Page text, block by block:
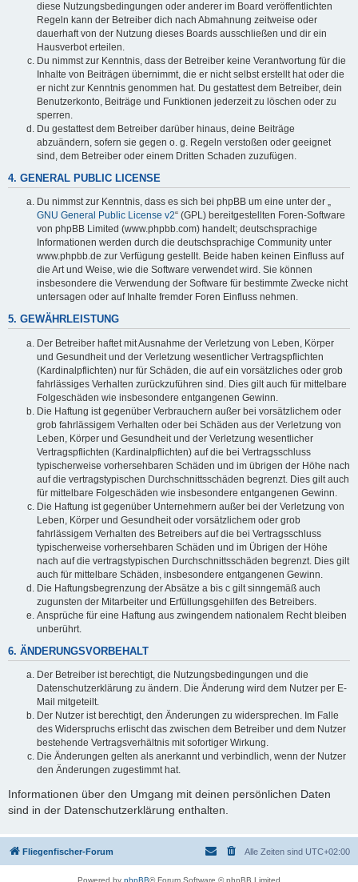
diese Nutzungsbedingungen oder anderer im Board veröffentlichten
Regeln kann der Betreiber dich nach Abmahnung zeitweise oder
dauerhaft von der Nutzung dieses Boards ausschließen und dir ein
Hausverbot erteilen.
Du nimmst zur Kenntnis, dass der Betreiber keine Verantwortung für die
Inhalte von Beiträgen übernimmt, die er nicht selbst erstellt hat oder die
er nicht zur Kenntnis genommen hat. Du gestattest dem Betreiber, dein
Benutzerkonto, Beiträge und Funktionen jederzeit zu löschen oder zu
sperren.
Du gestattest dem Betreiber darüber hinaus, deine Beiträge
abzuändern, sofern sie gegen o. g. Regeln verstoßen oder geeignet
sind, dem Betreiber oder einem Dritten Schaden zuzufügen.
4. GENERAL PUBLIC LICENSE
Du nimmst zur Kenntnis, dass es sich bei phpBB um eine unter der „
GNU General Public License v2“ (GPL) bereitgestellten Foren-Software
von phpBB Limited (www.phpbb.com) handelt; deutschsprachige
Informationen werden durch die deutschsprachige Community unter
www.phpbb.de zur Verfügung gestellt. Beide haben keinen Einfluss auf
die Art und Weise, wie die Software verwendet wird. Sie können
insbesondere die Verwendung der Software für bestimmte Zwecke nicht
untersagen oder auf Inhalte fremder Foren Einfluss nehmen.
5. GEWÄHRLEISTUNG
Der Betreiber haftet mit Ausnahme der Verletzung von Leben, Körper
und Gesundheit und der Verletzung wesentlicher Vertragspflichten
(Kardinalpflichten) nur für Schäden, die auf ein vorsätzliches oder grob
fahrlässiges Verhalten zurückzuführen sind. Dies gilt auch für mittelbare
Folgeschäden wie insbesondere entgangenen Gewinn.
Die Haftung ist gegenüber Verbrauchern außer bei vorsätzlichem oder
grob fahrlässigem Verhalten oder bei Schäden aus der Verletzung von
Leben, Körper und Gesundheit und der Verletzung wesentlicher
Vertragspflichten (Kardinalpflichten) auf die bei Vertragsschluss
typischerweise vorhersehbaren Schäden und im übrigen der Höhe nach
auf die vertragstypischen Durchschnittsschäden begrenzt. Dies gilt auch
für mittelbare Folgeschäden wie insbesondere entgangenen Gewinn.
Die Haftung ist gegenüber Unternehmern außer bei der Verletzung von
Leben, Körper und Gesundheit oder vorsätzlichem oder grob
fahrlässigem Verhalten des Betreibers auf die bei Vertragsschluss
typischerweise vorhersehbaren Schäden und im Übrigen der Höhe
nach auf die vertragstypischen Durchschnittsschäden begrenzt. Dies gilt
auch für mittelbare Schäden, insbesondere entgangenen Gewinn.
Die Haftungsbegrenzung der Absätze a bis c gilt sinngemäß auch
zugunsten der Mitarbeiter und Erfüllungsgehilfen des Betreibers.
Ansprüche für eine Haftung aus zwingendem nationalem Recht bleiben
unberührt.
6. ÄNDERUNGSVORBEHALT
Der Betreiber ist berechtigt, die Nutzungsbedingungen und die
Datenschutzerklärung zu ändern. Die Änderung wird dem Nutzer per E-
Mail mitgeteilt.
Der Nutzer ist berechtigt, den Änderungen zu widersprechen. Im Falle
des Widerspruchs erlischt das zwischen dem Betreiber und dem Nutzer
bestehende Vertragsverhältnis mit sofortiger Wirkung.
Die Änderungen gelten als anerkannt und verbindlich, wenn der Nutzer
den Änderungen zugestimmt hat.
Informationen über den Umgang mit deinen persönlichen Daten
sind in der Datenschutzerklärung enthalten.
Fliegenfischer-Forum Alle Zeiten sind UTC+02:00